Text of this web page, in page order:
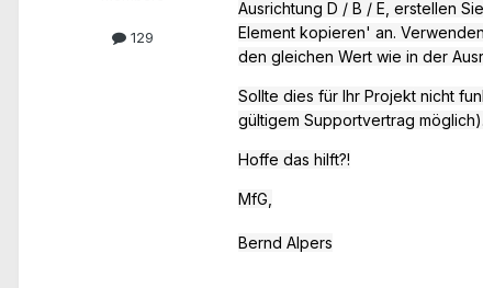
129
Ausrichtung D / B / E, erstellen
Element kopieren' an.
den gleichen Wert wie in der
Sollte dies für Ihr Projekt nicht
gültigem Supportvertrag möglich).
Hoffe das hilft?!
MfG,
Bernd Alpers